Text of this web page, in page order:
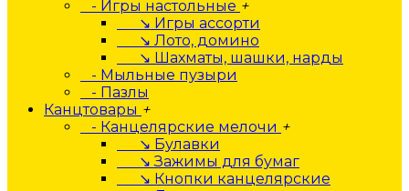
- Игры настольные +
↘ Игры ассорти
↘ Лото, домино
↘ Шахматы, шашки, нарды
- Мыльные пузыри
- Пазлы
Канцтовары +
- Канцелярские мелочи +
↘ Булавки
↘ Зажимы для бумаг
↘ Кнопки канцелярские